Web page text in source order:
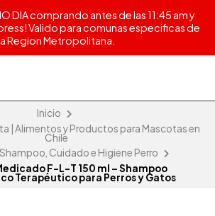
DIA comprando antes de las 11:45 am y
Valido para comunas especificas de
Region Metropolitana.
Inicio
| Alimentos y Productos para Mascotas en
Chile
Shampoo, Cuidado e Higiene Perro
F-L-T 150 ml – Shampoo
Terapéutico para Perros y Gatos